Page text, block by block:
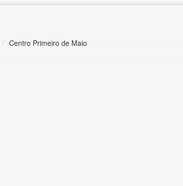
Centro Primeiro de Maio